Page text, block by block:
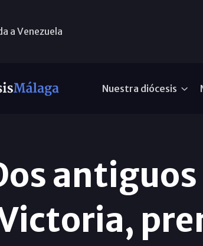
a Venezuela
Nuestra diócesis